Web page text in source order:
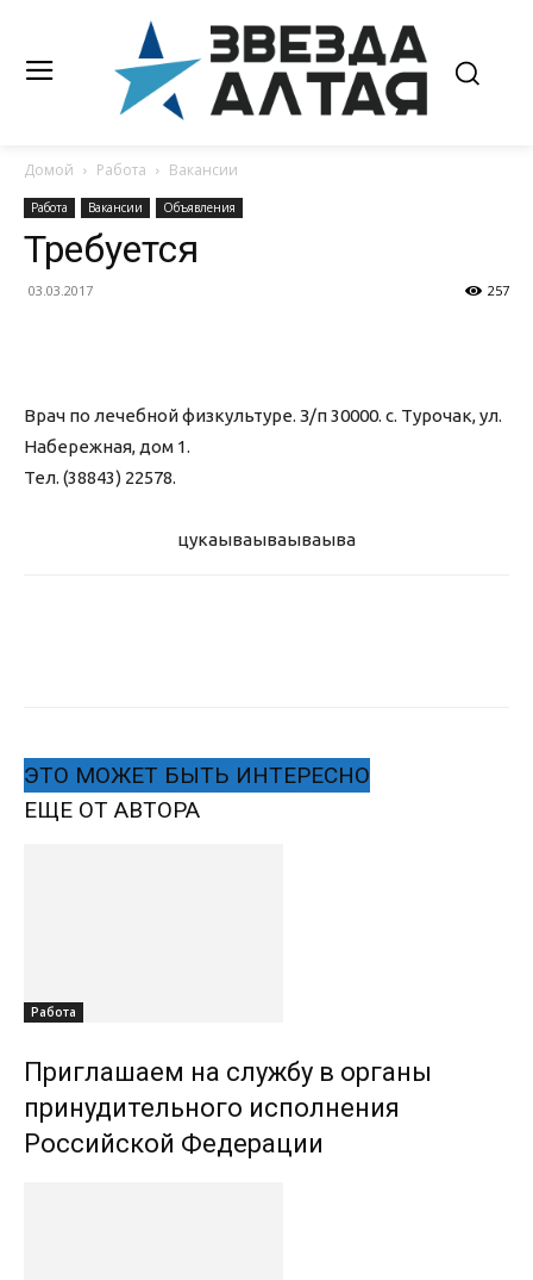
Домой Работа Вакансии
Работа Вакансии Объявления
Требуется
03.03.2017 257
Врач по лечебной физкультуре. З/п 30000. с. Турочак, ул.
Набережная, дом 1.
Тел. (38843) 22578.
цукаываываываыва
ЭТО МОЖЕТ БЫТЬ ИНТЕРЕСНО
ЕЩЕ ОТ АВТОРА
Работа
Приглашаем на службу в органы
принудительного исполнения
Российской Федерации